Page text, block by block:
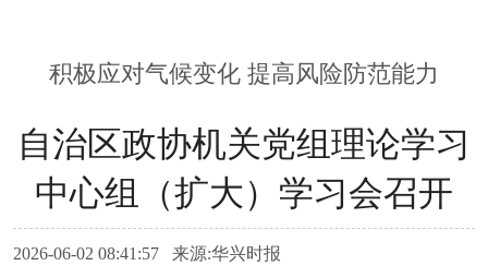
积极应对气候变化 提高风险防范能力
自治区政协机关党组理论学习
中心组（扩大）学习会召开
2026-06-02 08:41:57 来源:华兴时报